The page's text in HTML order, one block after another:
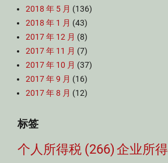
2018 年 5 月 (136)
2018 年 1 月 (43)
2017 年 12 月 (8)
2017 年 11 月 (7)
2017 年 10 月 (37)
2017 年 9 月 (16)
2017 年 8 月 (12)
标签
个人所得税 (266) 企业所